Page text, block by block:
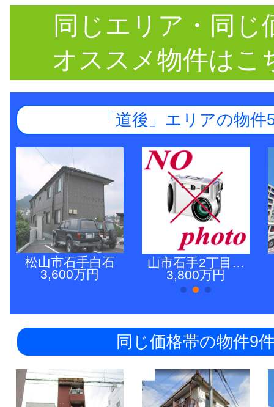
同じエリア・同じ
オススメ物件はこ
「道後」エリアの物件
松山市石手白石
3,600万円
山市石手2丁目…
3,800万円
同じ価格帯の物件9